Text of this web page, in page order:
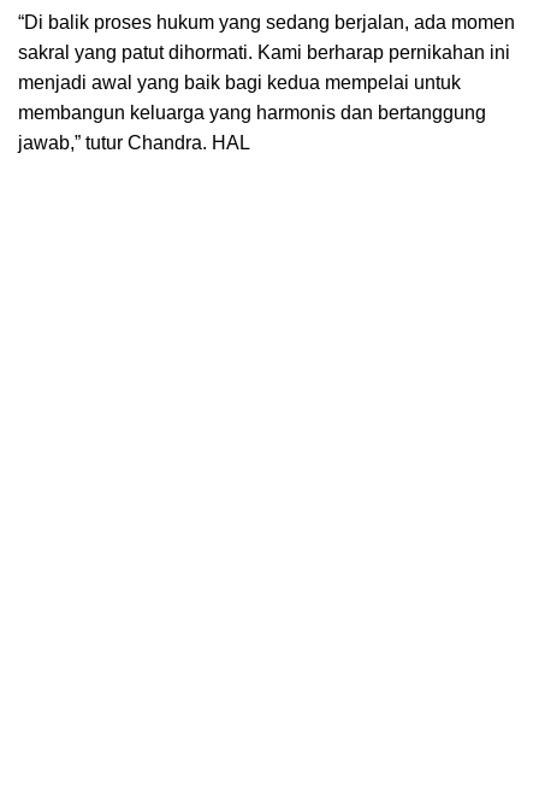
“Di balik proses hukum yang sedang berjalan, ada momen
sakral yang patut dihormati. Kami berharap pernikahan ini
menjadi awal yang baik bagi kedua mempelai untuk
membangun keluarga yang harmonis dan bertanggung
jawab,” tutur Chandra. HAL